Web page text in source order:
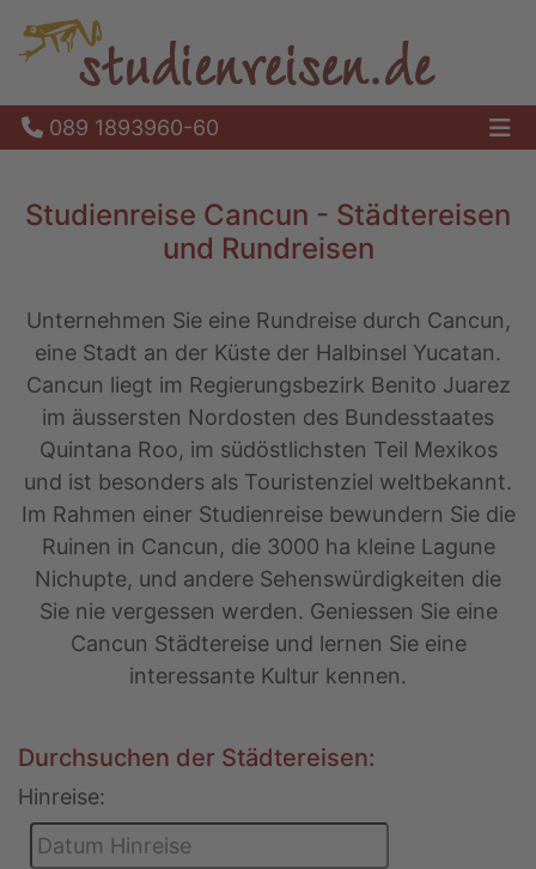
089 1893960-60
Studienreise Cancun - Städtereisen
und Rundreisen
Unternehmen Sie eine Rundreise durch Cancun,
eine Stadt an der Küste der Halbinsel Yucatan.
Cancun liegt im Regierungsbezirk Benito Juarez
im äussersten Nordosten des Bundesstaates
Quintana Roo, im südöstlichsten Teil Mexikos
und ist besonders als Touristenziel weltbekannt.
Im Rahmen einer Studienreise bewundern Sie die
Ruinen in Cancun, die 3000 ha kleine Lagune
Nichupte, und andere Sehenswürdigkeiten die
Sie nie vergessen werden. Geniessen Sie eine
Cancun Städtereise und lernen Sie eine
interessante Kultur kennen.
Durchsuchen der Städtereisen:
Hinreise: